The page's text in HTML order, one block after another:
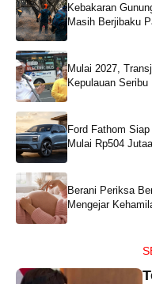
Kebakaran
Masih Berjibaku
Mulai 2027,
Kepulauan Seribu
Ford Fathom
Mulai Rp504
Berani Periksa
Mengejar